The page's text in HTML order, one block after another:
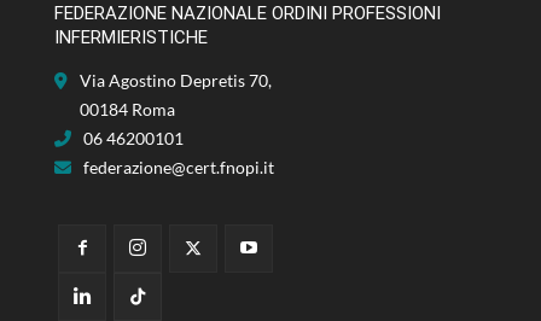
FEDERAZIONE NAZIONALE ORDINI PROFESSIONI
INFERMIERISTICHE
Via Agostino Depretis 70,
00184 Roma
06 46200101
federazione@cert.fnopi.it